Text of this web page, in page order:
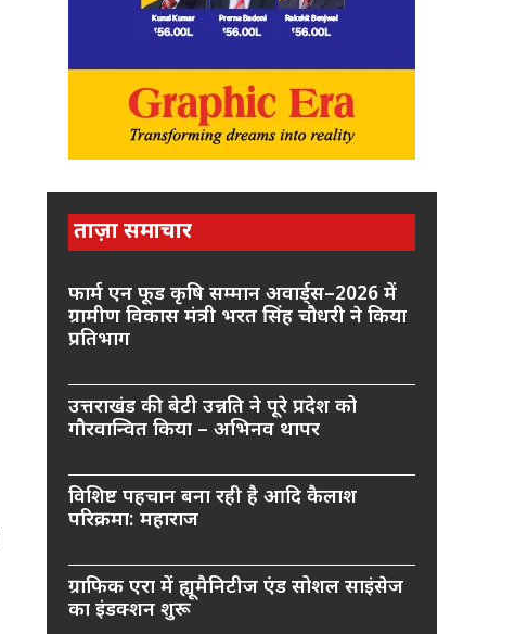
ताज़ा समाचार
फार्म एन फूड कृषि सम्मान अवार्ड्स–2026 में
ग्रामीण विकास मंत्री भरत सिंह चौधरी ने किया
प्रतिभाग
उत्तराखंड की बेटी उन्नति ने पूरे प्रदेश को
गौरवान्वित किया – अभिनव थापर
विशिष्ट पहचान बना रही है आदि कैलाश
परिक्रमा: महाराज
ग्राफिक एरा में ह्यूमैनिटीज एंड सोशल साइंसेज
का इंडक्शन शुरू